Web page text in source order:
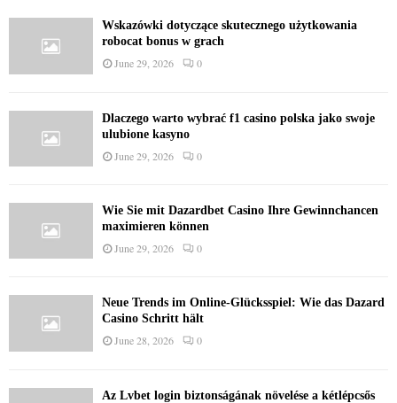
Wskazówki dotyczące skutecznego użytkowania
robocat bonus w grach
June 29, 2026 0
Dlaczego warto wybrać f1 casino polska jako swoje
ulubione kasyno
June 29, 2026 0
Wie Sie mit Dazardbet Casino Ihre Gewinnchancen
maximieren können
June 29, 2026 0
Neue Trends im Online-Glücksspiel: Wie das Dazard
Casino Schritt hält
June 28, 2026 0
Az Lvbet login biztonságának növelése a kétlépcsős